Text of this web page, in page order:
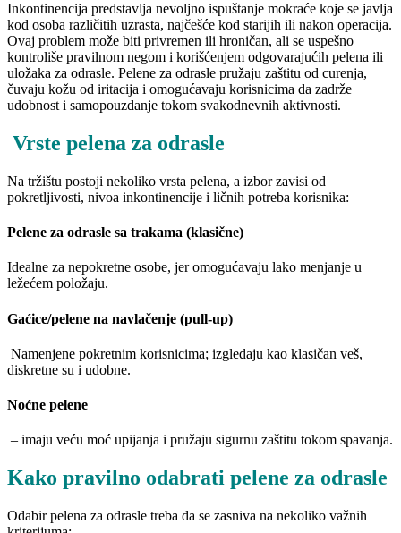
Inkontinencija predstavlja nevoljno ispuštanje mokraće koje se javlja
kod osoba različitih uzrasta, najčešće kod starijih ili nakon operacija.
Ovaj problem može biti privremen ili hroničan, ali se uspešno
kontroliše pravilnom negom i korišćenjem odgovarajućih pelena ili
uložaka za odrasle. Pelene za odrasle pružaju zaštitu od curenja,
čuvaju kožu od iritacija i omogućavaju korisnicima da zadrže
udobnost i samopouzdanje tokom svakodnevnih aktivnosti.
Vrste pelena za odrasle
Na tržištu postoji nekoliko vrsta pelena, a izbor zavisi od
pokretljivosti, nivoa inkontinencije i ličnih potreba korisnika:
Pelene za odrasle sa trakama (klasične)
Idealne za nepokretne osobe, jer omogućavaju lako menjanje u
ležećem položaju.
Gaćice/pelene na navlačenje (pull-up)
Namenjene pokretnim korisnicima; izgledaju kao klasičan veš,
diskretne su i udobne.
Noćne pelene
– imaju veću moć upijanja i pružaju sigurnu zaštitu tokom spavanja.
Kako pravilno odabrati pelene za odrasle
Odabir pelena za odrasle treba da se zasniva na nekoliko važnih